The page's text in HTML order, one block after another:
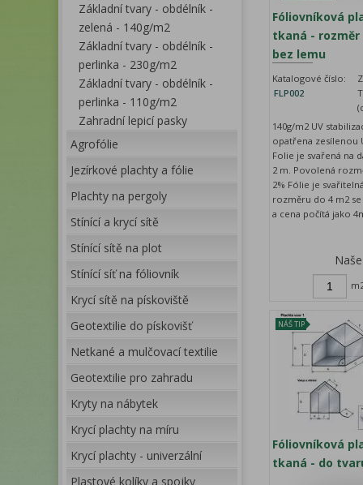
Základní tvary - obdélník -
zelená - 140g/m2
Základní tvary - obdélník -
perlinka - 230g/m2
Základní tvary - obdélník -
perlinka - 110g/m2
Zahradní lepicí pasky
Agrofólie
Jezírkové plachty a fólie
Plachty na pergoly
Stínící a krycí sítě
Stínící sítě na plot
Stínící síť na fóliovník
Krycí sítě na pískoviště
Geotextilie do pískovišť
Netkané a mulčovací textilie
Geotextilie pro zahradu
Kryty na nábytek
Krycí plachty na míru
Krycí plachty - univerzální
Plastové kolíky a spojky
Fóliovníková
tkaná - rozměr
bez lemu
Katalogové číslo:
FLP002
140g/m2 UV
opatřena zesílenou
Folie je svařená na
2 m. Povolená
2% Fólie je
rozměru do 4 m2
a cena počítá jako
NÁŠ TIP
Fóliovníková
tkaná - do